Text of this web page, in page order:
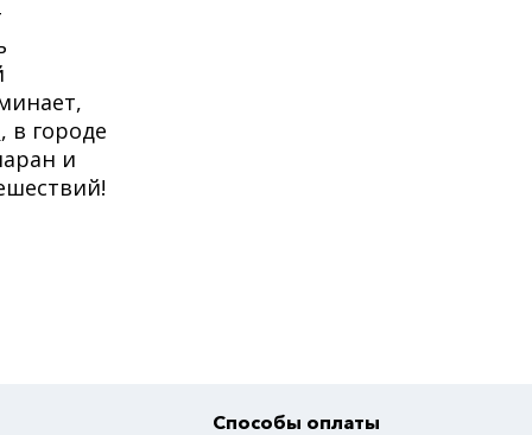
, в городе
и
Способы оплаты